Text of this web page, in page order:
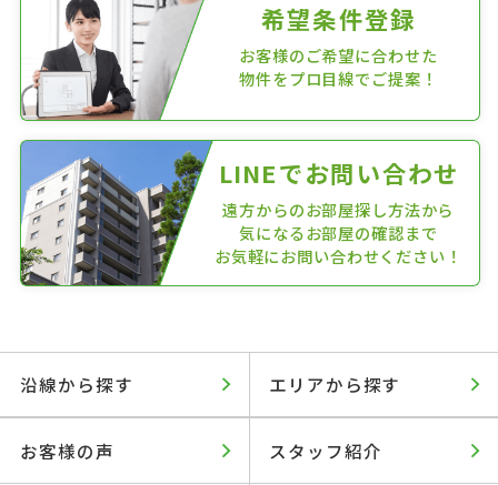
希望条件登録
お客様のご希望に合わせた
物件をプロ目線でご提案！
LINEでお問い合わせ
遠方からのお部屋探し方法から
気になるお部屋の確認まで
お気軽にお問い合わせください！
沿線から探す エリアから探す
お客様の声 スタッフ紹介